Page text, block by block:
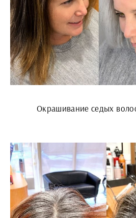
Окрашивание седых